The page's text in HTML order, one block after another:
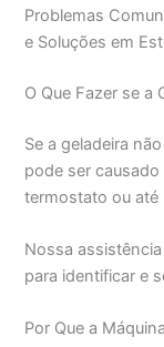
Problemas
e Soluções em
O Que Fazer se a
Se a geladeira
pode ser
termostato ou até
Nossa
para identificar e
Por Que a